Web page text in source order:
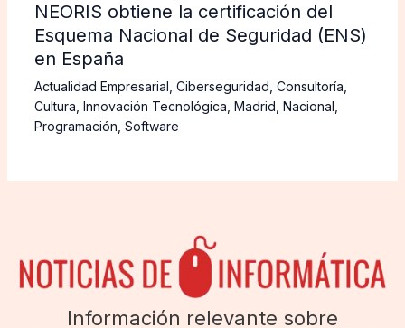
NEORIS obtiene la certificación del
Esquema Nacional de Seguridad (ENS)
en España
Actualidad Empresarial , Ciberseguridad, Consultoría,
Cultura, Innovación Tecnológica, Madrid, Nacional ,
Programación, Software
Información relevante sobre